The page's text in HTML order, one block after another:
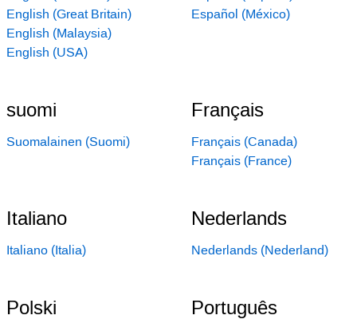
English (Great Britain)
English (Malaysia)
English (USA)
Español (México)
suomi
Suomalainen (Suomi)
Français
Français (Canada)
Français (France)
Italiano
Italiano (Italia)
Nederlands
Nederlands (Nederland)
Polski Português